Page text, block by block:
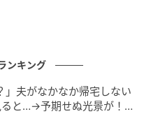
ンキング
」夫がなかなか帰宅しない
と…→予期せぬ光景が！